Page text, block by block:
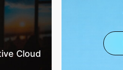
Cloud